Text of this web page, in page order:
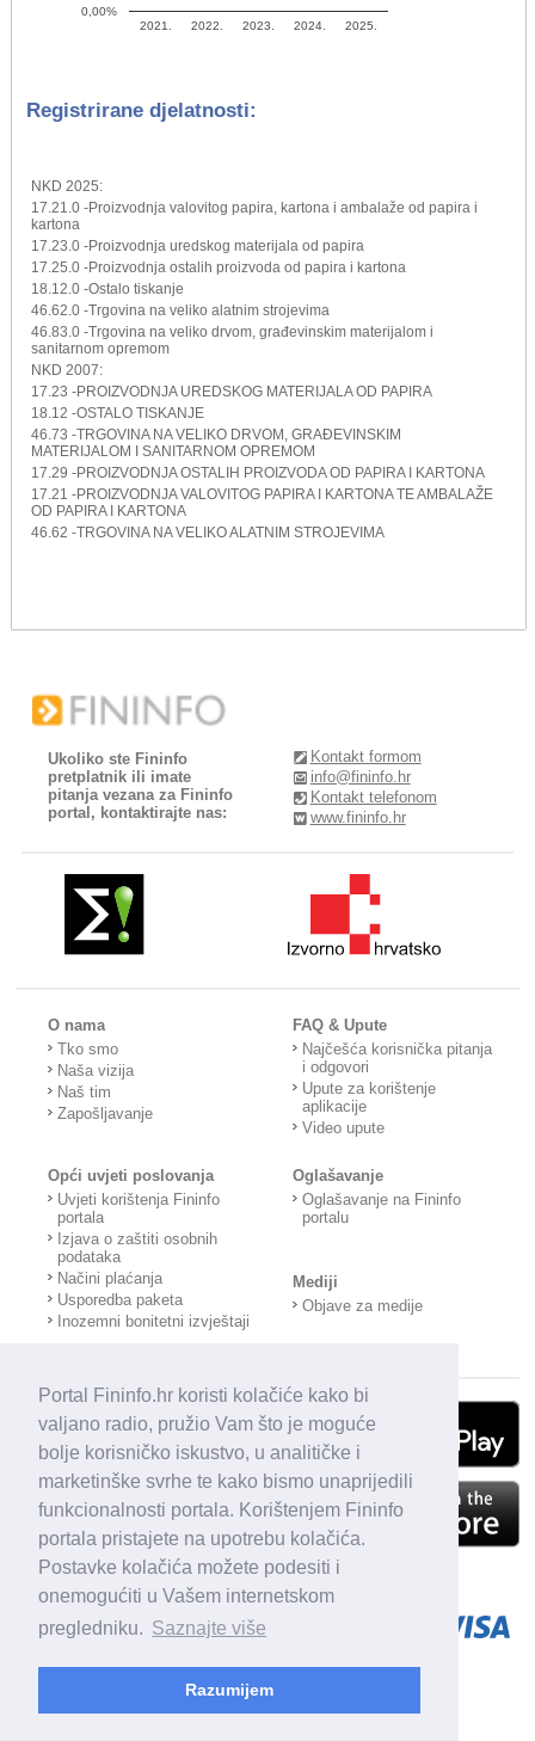
Portal Fininfo.hr koristi kolačiće kako bi
valjano radio, pružio Vam što je moguće
bolje korisničko iskustvo, u analitičke i
marketinške svrhe te kako bismo unaprijedili
funkcionalnosti portala. Korištenjem Fininfo
portala pristajete na upotrebu kolačića.
Postavke kolačića možete podesiti i
onemogućiti u Vašem internetskom
pregledniku. Saznajte više
Razumijem
2021. 2022. 2023. 2024. 2025.
0,00%
Registrirane djelatnosti:
NKD 2025:
17.21.0 -Proizvodnja valovitog papira, kartona i ambalaže od papira i
kartona
17.23.0 -Proizvodnja uredskog materijala od papira
17.25.0 -Proizvodnja ostalih proizvoda od papira i kartona
18.12.0 -Ostalo tiskanje
46.62.0 -Trgovina na veliko alatnim strojevima
46.83.0 -Trgovina na veliko drvom, građevinskim materijalom i
sanitarnom opremom
NKD 2007:
17.23 -PROIZVODNJA UREDSKOG MATERIJALA OD PAPIRA
18.12 -OSTALO TISKANJE
46.73 -TRGOVINA NA VELIKO DRVOM, GRAĐEVINSKIM
MATERIJALOM I SANITARNOM OPREMOM
17.29 -PROIZVODNJA OSTALIH PROIZVODA OD PAPIRA I KARTONA
17.21 -PROIZVODNJA VALOVITOG PAPIRA I KARTONA TE AMBALAŽE
OD PAPIRA I KARTONA
46.62 -TRGOVINA NA VELIKO ALATNIM STROJEVIMA
Ukoliko ste Fininfo
pretplatnik ili imate
pitanja vezana za Fininfo
portal, kontaktirajte nas:
Kontakt formom
info@fininfo.hr
Kontakt telefonom
www.fininfo.hr
O nama
Tko smo
Naša vizija
Naš tim
Zapošljavanje
FAQ & Upute
Najčešća korisnička pitanja
i odgovori
Upute za korištenje
aplikacije
Video upute
Opći uvjeti poslovanja
Uvjeti korištenja Fininfo
portala
Izjava o zaštiti osobnih
podataka
Načini plaćanja
Usporedba paketa
Inozemni bonitetni izvještaji
Oglašavanje
Oglašavanje na Fininfo
portalu
Mediji
Objave za medije